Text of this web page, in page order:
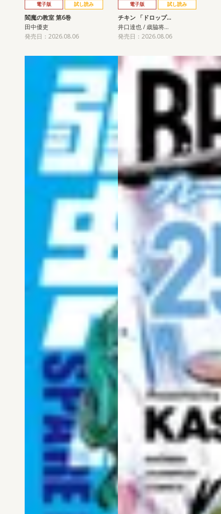
電子版 試し読み
閻魔の教室 第6巻
田中優吏
発売日：2026.08.06
電子版 試し読み
チキン 「ドロップ…
井口達也 / 歳脇将…
発売日：2026.08.06